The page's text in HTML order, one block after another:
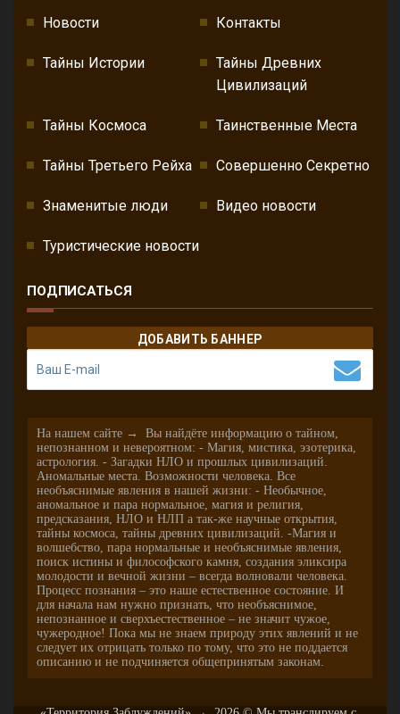
Новости Контакты
Тайны Истории
Тайны Древних
Цивилизаций
Тайны Космоса Таинственные Места
Тайны Третьего Рейха Совершенно Секретно
Знаменитые люди Видео новости
Туристические новости
ПОДПИСАТЬСЯ
ДОБАВИТЬ БАННЕР
На нашем сайте → Вы найдёте информацию о тайном,
непознанном и невероятном: - Магия, мистика, эзотерика,
астрология. - Загадки НЛО и прошлых цивилизаций.
Аномальные места. Возможности человека. Все
необъяснимые явления в нашей жизни: - Необычное,
аномальное и пара нормальное, магия и религия,
предсказания, НЛО и НЛП а так-же научные открытия,
тайны космоса, тайны древних цивилизаций. -Магия и
волшебство, пара нормальные и необъяснимые явления,
поиск истины и философского камня, создания эликсира
молодости и вечной жизни – всегда волновали человека.
Процесс познания – это наше естественное состояние. И
для начала нам нужно признать, что необъяснимое,
непознанное и сверхъестественное – не значит чужое,
чужеродное! Пока мы не знаем природу этих явлений и не
следует их отрицать только по тому, что это не поддается
описанию и не подчиняется общепринятым законам.